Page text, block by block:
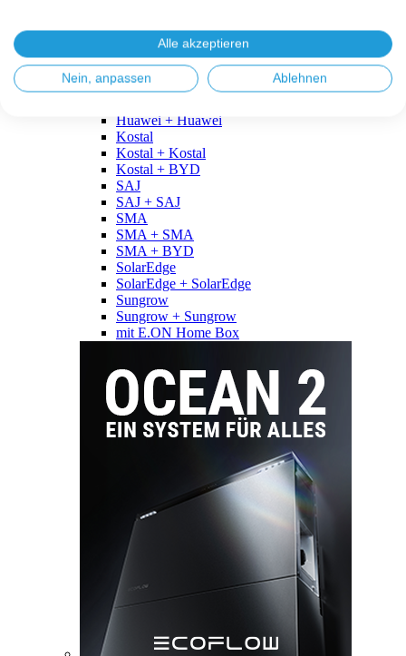
Fronius + BYD
GoodWe
GoodWe + GoodWe
GoodWe + BYD
Huawei + Huawei
Kostal
Kostal + Kostal
Kostal + BYD
SAJ
SAJ + SAJ
SMA
SMA + SMA
SMA + BYD
SolarEdge
SolarEdge + SolarEdge
Sungrow
Sungrow + Sungrow
mit E.ON Home Box
Alle akzeptieren
Nein, anpassen Ablehnen